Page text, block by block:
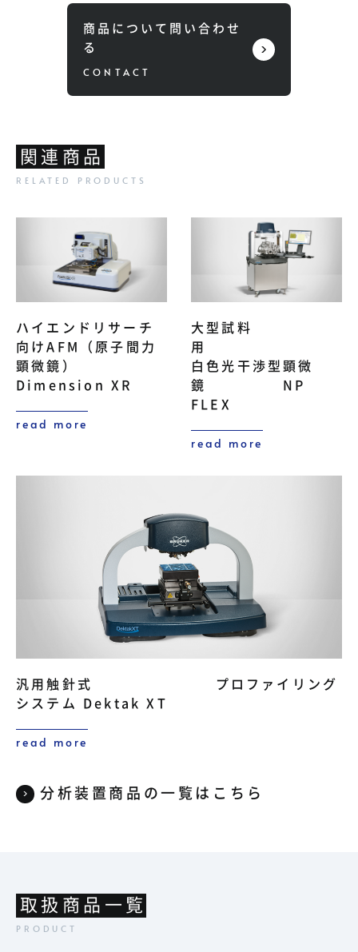
商品について問い合わせ
る
関連商品
ハイエンドリサーチ
向けAFM（原子間力
顕微鏡）
Dimension XR
read more
大型試料
用
白色光干渉型顕微
鏡 NP
FLEX
read more
汎用触針式 プロファイリング
システム Dektak XT
read more
分析装置商品の一覧はこちら
取扱商品一覧